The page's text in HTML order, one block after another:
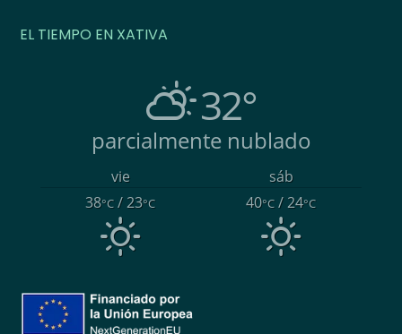
EL TIEMPO EN XATIVA
32°
parcialmente nublado
vie
sáb
38°C / 23°C 40°C / 24°C